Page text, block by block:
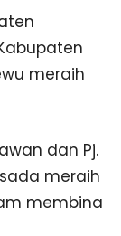
meraih
dan Pj.
meraih
membina